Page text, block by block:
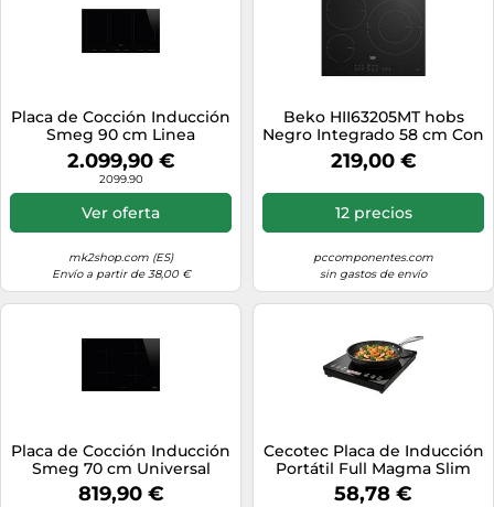
Placa de Cocción Inducción
Smeg 90 cm Linea
SIM1964D Negro
2.099,90 €
2099.90
Ver oferta
mk2shop.com (ES)
Envío a partir de 38,00 €
Beko HII63205MT hobs
Negro Integrado 58 cm Con
placa de inducción 3
zona(s)
219,00 €
12 precios
pccomponentes.com
sin gastos de envío
Placa de Cocción Inducción
Smeg 70 cm Universal
SI4742D Negro
819,90 €
Cecotec Placa de Inducción
Portátil Full Magma Slim
Pure, 2000W, Diseño en
58,78 €